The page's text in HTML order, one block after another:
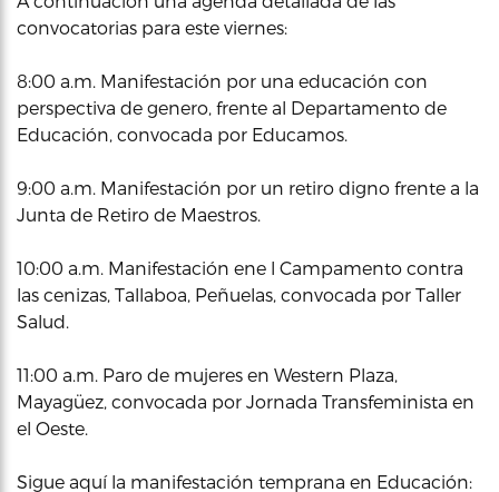
convocatorias para este viernes:
8:00 a.m. Manifestación por una educación con
perspectiva de genero, frente al Departamento de
Educación, convocada por Educamos.
9:00 a.m. Manifestación por un retiro digno frente a la
Junta de Retiro de Maestros.
10:00 a.m. Manifestación ene l Campamento contra
las cenizas, Tallaboa, Peñuelas, convocada por Taller
Salud.
11:00 a.m. Paro de mujeres en Western Plaza,
Mayagüez, convocada por Jornada Transfeminista en
el Oeste.
Sigue aquí la manifestación temprana en Educación: